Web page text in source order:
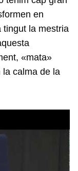
en
tingut la mestria
«mata»
la calma de la